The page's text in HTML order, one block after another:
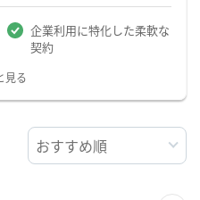
企業利用に特化した柔軟な
契約
見る